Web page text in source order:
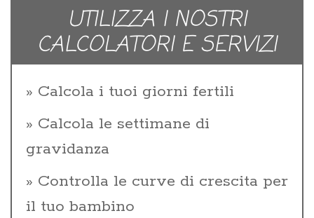
UTILIZZA I NOSTRI
CALCOLATORI E SERVIZI
Calcola i tuoi giorni fertili
Calcola le settimane di
gravidanza
Controlla le curve di crescita per
il tuo bambino